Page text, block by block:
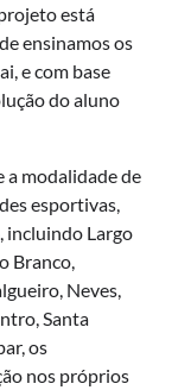
está
ensinamos os
e com base
do aluno
a modalidade de
esportivas,
incluindo Largo
Branco,
Neves,
Santa
os
nos próprios